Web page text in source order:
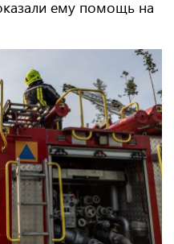
ему помощь на